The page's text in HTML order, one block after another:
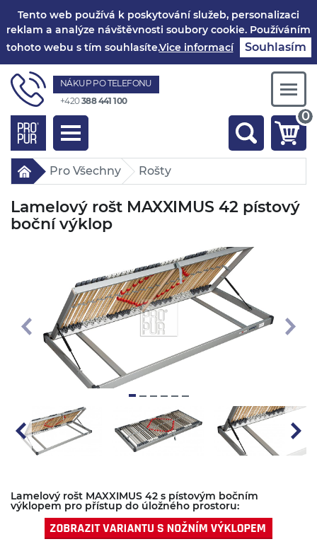
Tento web používá k poskytování služeb, personalizaci
reklam a analýze návštěvnosti soubory cookie. Používáním
tohoto webu s tím souhlasíte.Vice informací Souhlasím
NÁKUP PO TELEFONU
+420388 441 100
Toggle
navigation
0
Pro Všechny Rošty
Lamelový rošt MAXXIMUS 42 pístový
boční výklop
Lamelový rošt MAXXIMUS 42 s pístovým bočním
výklopem pro přístup do úložného prostoru: